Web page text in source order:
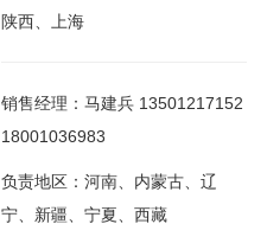
陕西、上海
销售经理：马建兵 13501217152
18001036983
负责地区：河南、内蒙古、辽
宁、新疆、宁夏、西藏